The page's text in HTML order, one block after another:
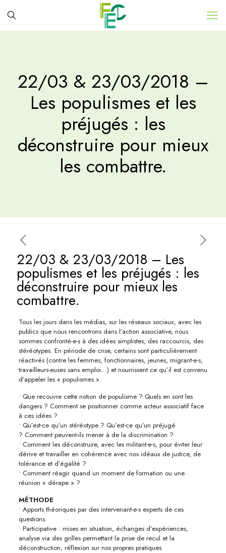
22/03 & 23/03/2018 –
Les populismes et les
préjugés : les
déconstruire pour mieux
les combattre.
22/03 & 23/03/2018 – Les
populismes et les préjugés : les
déconstruire pour mieux les
combattre.
Tous les jours dans les médias, sur les réseaux sociaux, avec les
publics que nous rencontrons dans l’action associative, nous
sommes confronté-e-s à des idées simplistes, des raccourcis, des
stéréotypes. En période de crise, certains sont particulièrement
réactivés (contre les femmes, fonctionnaires, jeunes, migrant-e-s,
travailleurs-euses sans emploi…) et nourrissent ce qu’il est convenu
d’appeler les « populismes ».
• Que recouvre cette notion de populisme ? Quels en sont les
dangers ? Comment se positionner comme acteur associatif face
à ces idées ?
• Qu’est-ce qu’un stéréotype ? Qu’est-ce qu’un préjugé
? Comment peuvent-ils mener à de la discrimination ?
• Comment les déconstruire, avec les militant-e-s, pour éviter leur
dérive et travailler en cohérence avec nos idéaux de justice, de
tolérance et d’égalité ?
• Comment réagir quand un moment de formation ou une
réunion « dérape » ?
MÉTHODE
• Apports théoriques par des intervenant-e-s experts de ces
questions.
• Participative : mises en situation, échanges d’expériences,
analyse via des grilles permettant la prise de recul et la
déconstruction, réflexion sur nos propres pratiques.